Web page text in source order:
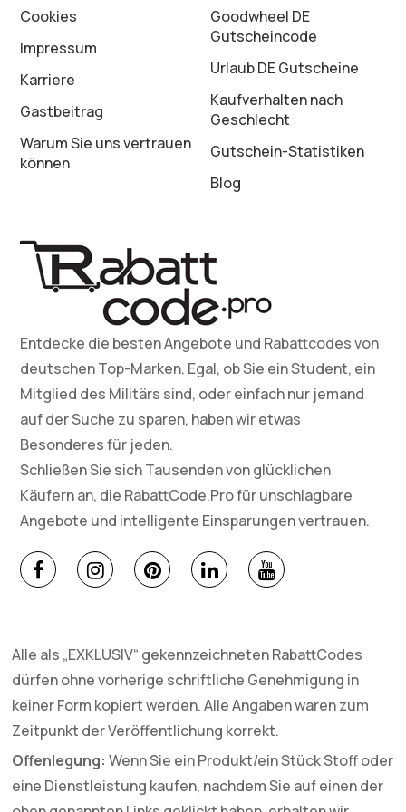
Cookies
Impressum
Karriere
Gastbeitrag
Warum Sie uns vertrauen
können
Goodwheel DE
Gutscheincode
Urlaub DE Gutscheine
Kaufverhalten nach
Geschlecht
Gutschein-Statistiken
Blog
Entdecke die besten Angebote und Rabattcodes von
deutschen Top-Marken. Egal, ob Sie ein Student, ein
Mitglied des Militärs sind, oder einfach nur jemand
auf der Suche zu sparen, haben wir etwas
Besonderes für jeden.
Schließen Sie sich Tausenden von glücklichen
Käufern an, die RabattCode.Pro für unschlagbare
Angebote und intelligente Einsparungen vertrauen.
Alle als „EXKLUSIV“ gekennzeichneten RabattCodes
dürfen ohne vorherige schriftliche Genehmigung in
keiner Form kopiert werden. Alle Angaben waren zum
Zeitpunkt der Veröffentlichung korrekt.
Offenlegung: Wenn Sie ein Produkt/ein Stück Stoff oder
eine Dienstleistung kaufen, nachdem Sie auf einen der